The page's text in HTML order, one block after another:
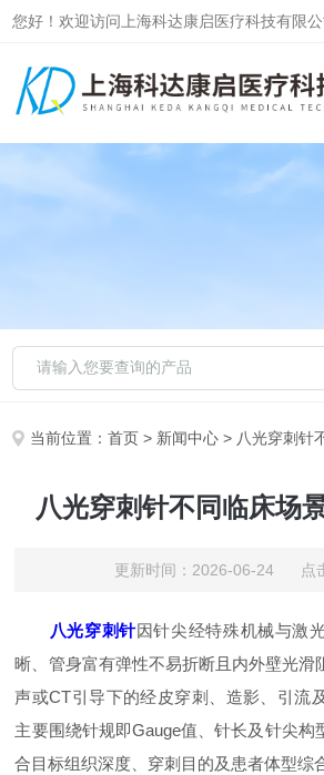
您好！欢迎访问上海科达康启医疗科技有限公
当前位置：首页 > 新闻中心 > 八光穿刺针不
八光穿刺针不同临床场
更新时间：2026-06-24 点
八光穿刺针因针尖经特殊机械与激
晰、管身富有弹性不易折断且内外壁光滑
声或CT引导下的经皮穿刺、造影、引流
主要围绕针规即Gauge值、针长及针尖构
合目标组织深度、穿刺目的及患者体型综